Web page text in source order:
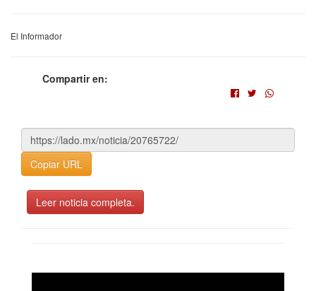
El Informador
Compartir en:
Copiar URL
Leer noticia completa.